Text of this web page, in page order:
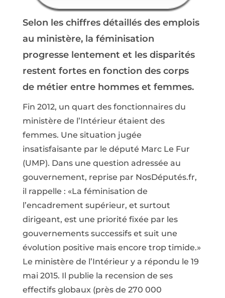
Selon les chiffres détaillés des emplois
au ministère, la féminisation
progresse lentement et les disparités
restent fortes en fonction des corps
de métier entre hommes et femmes.
Fin 2012, un quart des fonctionnaires du
ministère de l’Intérieur étaient des
femmes. Une situation jugée
insatisfaisante par le député Marc Le Fur
(UMP). Dans une question adressée au
gouvernement, reprise par NosDéputés.fr,
il rappelle : «La féminisation de
l’encadrement supérieur, et surtout
dirigeant, est une priorité fixée par les
gouvernements successifs et suit une
évolution positive mais encore trop timide.»
Le ministère de l’Intérieur y a répondu le 19
mai 2015. Il publie la recension de ses
effectifs globaux (près de 270 000